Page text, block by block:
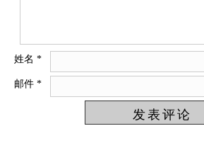
姓名 *
邮件 *